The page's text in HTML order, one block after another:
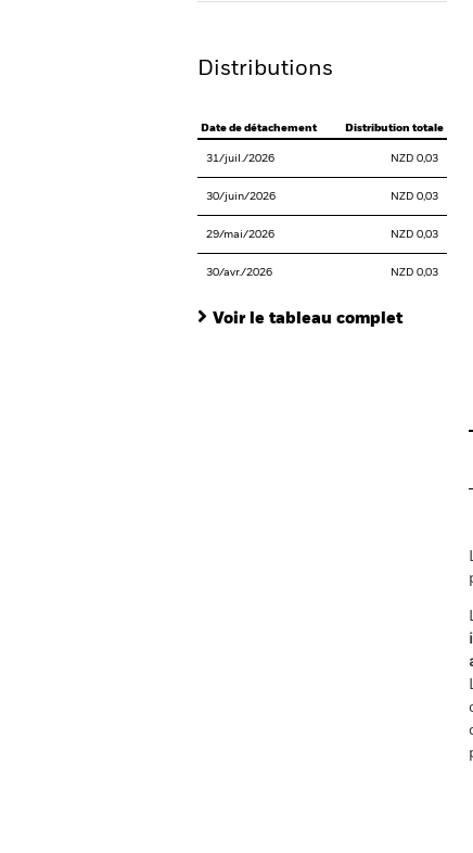
Distributions
Date de détachement Distribution totale
31/juil./2026 NZD 0,03
30/juin/2026 NZD 0,03
29/mai/2026 NZD 0,03
30/avr./2026 NZD 0,03
Voir le tableau complet